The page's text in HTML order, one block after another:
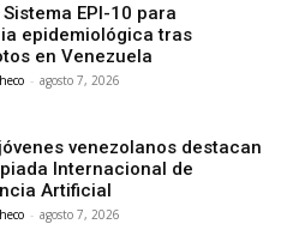
EPI-10 para
epidemiológica tras
en Venezuela
- agosto 7, 2026
venezolanos destacan
Internacional de
Artificial
- agosto 7, 2026